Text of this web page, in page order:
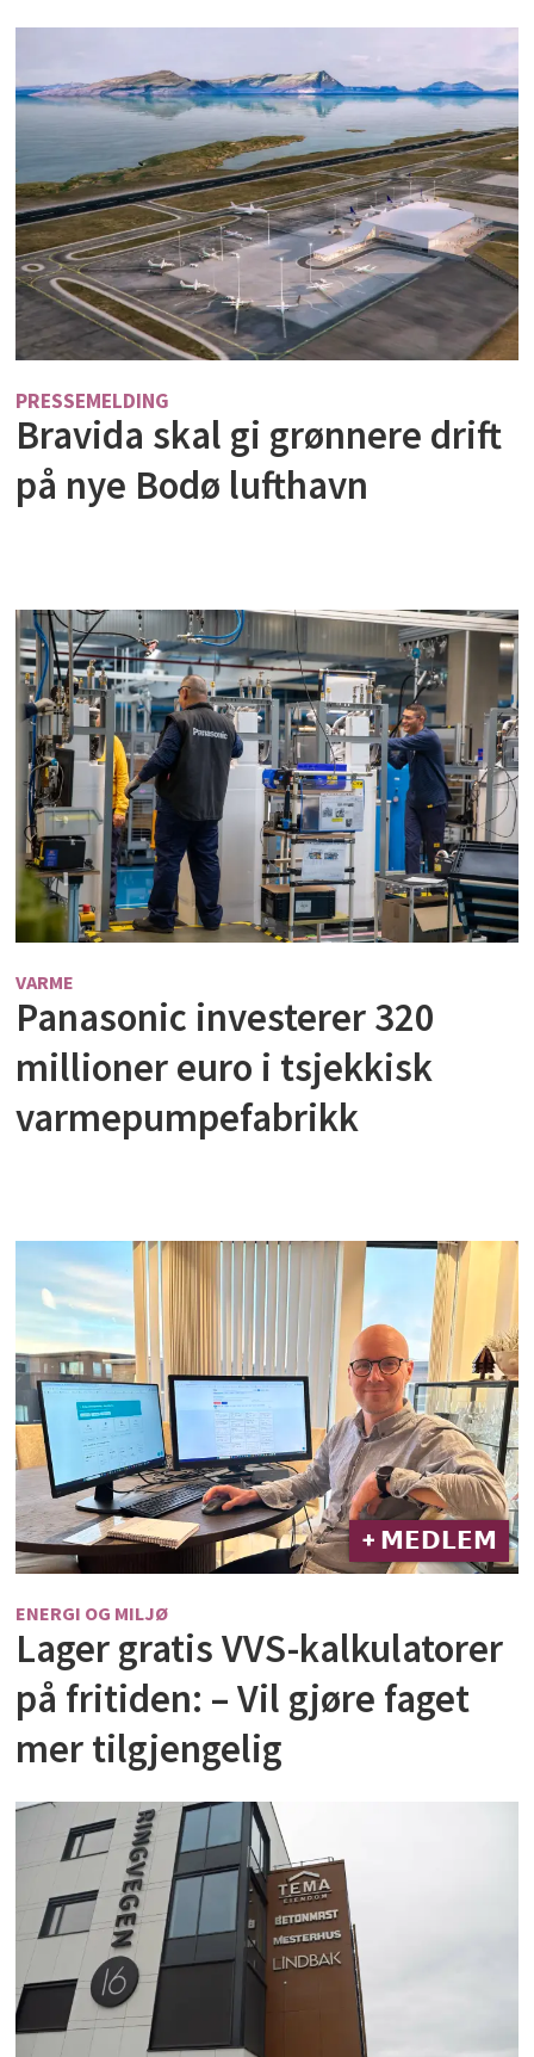
PRESSEMELDING
Bravida skal gi grønnere drift
på nye Bodø lufthavn
VARME
Panasonic investerer 320
millioner euro i tsjekkisk
varmepumpefabrikk
+ 𝗠𝗘𝗗𝗟𝗘𝗠
ENERGI OG MILJØ
Lager gratis VVS-kalkulatorer
på fritiden: – Vil gjøre faget
mer tilgjengelig